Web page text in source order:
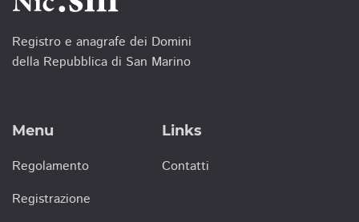
Registro e anagrafe dei Domini
della Repubblica di San Marino
Menu
Regolamento
Registrazione
Links
Contatti